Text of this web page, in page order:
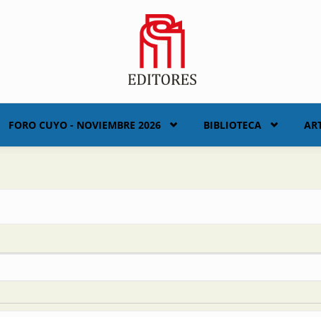
FORO CUYO - NOVIEMBRE 2026 BIBLIOTECA